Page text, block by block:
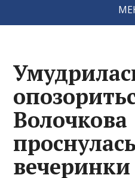
Волочкова